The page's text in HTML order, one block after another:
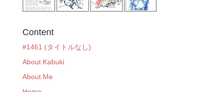
Content
#1461 (タイトルなし)
About Kabuki
About Me